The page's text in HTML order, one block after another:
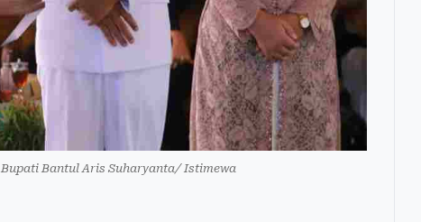
Bantul Aris Suharyanta/ Istimewa